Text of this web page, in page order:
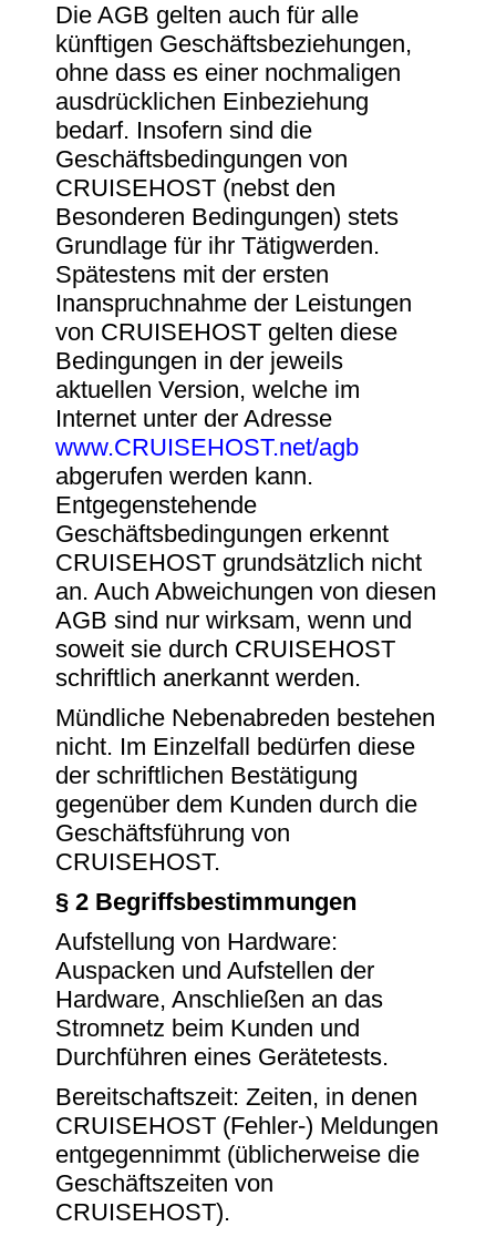
Die AGB gelten auch für alle
künftigen Geschäftsbeziehungen,
ohne dass es einer nochmaligen
ausdrücklichen Einbeziehung
bedarf. Insofern sind die
Geschäftsbedingungen von
CRUISEHOST (nebst den
Besonderen Bedingungen) stets
Grundlage für ihr Tätigwerden.
Spätestens mit der ersten
Inanspruchnahme der Leistungen
von CRUISEHOST gelten diese
Bedingungen in der jeweils
aktuellen Version, welche im
Internet unter der Adresse
www.CRUISEHOST.net/agb
abgerufen werden kann.
Entgegenstehende
Geschäftsbedingungen erkennt
CRUISEHOST grundsätzlich nicht
an. Auch Abweichungen von diesen
AGB sind nur wirksam, wenn und
soweit sie durch CRUISEHOST
schriftlich anerkannt werden.
Mündliche Nebenabreden bestehen
nicht. Im Einzelfall bedürfen diese
der schriftlichen Bestätigung
gegenüber dem Kunden durch die
Geschäftsführung von
CRUISEHOST.
§ 2 Begriffsbestimmungen
Aufstellung von Hardware:
Auspacken und Aufstellen der
Hardware, Anschließen an das
Stromnetz beim Kunden und
Durchführen eines Gerätetests.
Bereitschaftszeit: Zeiten, in denen
CRUISEHOST (Fehler-) Meldungen
entgegennimmt (üblicherweise die
Geschäftszeiten von
CRUISEHOST).